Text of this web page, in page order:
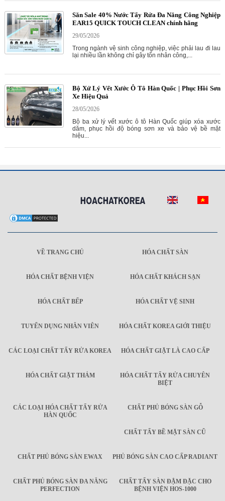
Săn Sale 40% Nước Tẩy Rửa Đa Năng Công Nghiệp
EAR15 QUICK TOUCH CLEAN chính hãng
29/05/2026
Trong ngành vệ sinh công nghiệp, việc phải lau đi lau
lại nhiều lần không chỉ gây tốn nhân công,...
Bộ Xử Lý Vết Xước Ô Tô Hàn Quốc | Phục Hồi Sơn
Xe Hiệu Quả
28/05/2026
Bộ ba xử lý vết xước ô tô Hàn Quốc giúp xóa xước
dăm, phục hồi độ bóng sơn xe và bảo vệ bề mặt
hiệu...
VỀ TRANG CHỦ HÓA CHẤT SÀN
HÓA CHẤT BỆNH VIỆN HÓA CHẤT KHÁCH SẠN
HÓA CHẤT BẾP HÓA CHẤT VỆ SINH
TUYỂN DỤNG NHÂN VIÊN HÓA CHẤT KOREA GIỚI THIỆU
CÁC LOẠI CHẤT TẨY RỬA KOREA HÓA CHẤT GIẶT LÀ CAO CẤP
HÓA CHẤT GIẶT THẢM
HÓA CHẤT TẨY RỬA CHUYÊN
BIỆT
CÁC LOẠI HÓA CHẤT TẨY RỬA
HÀN QUỐC
CHẤT PHỦ BÓNG SÀN GỖ
CHẤT TẨY BỀ MẶT SÀN CŨ
CHẤT PHỦ BÓNG SÀN EWAX PHỦ BÓNG SÀN CAO CẤP RADIANT
CHẤT PHỦ BÓNG SÀN ĐA NĂNG
PERFECTION
CHẤT TẨY SÀN ĐẬM ĐẶC CHO
BỆNH VIỆN HOS-1000